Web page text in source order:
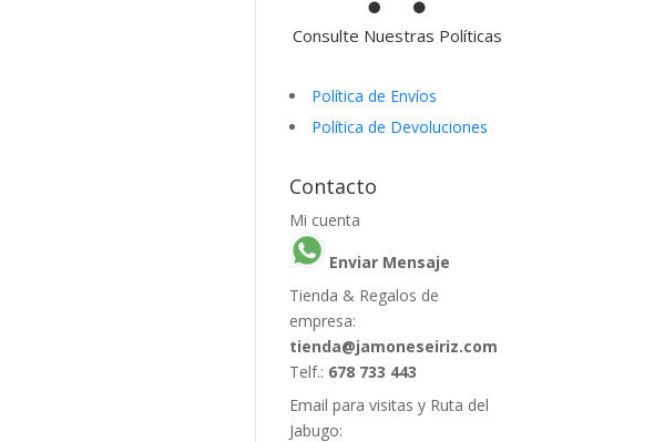
Consulte Nuestras Políticas
Política de Envíos
Política de Devoluciones
Contacto
Mi cuenta
Enviar Mensaje
Tienda & Regalos de
empresa:
tienda@jamoneseiriz.com
Telf.: 678 733 443
Email para visitas y Ruta del
Jabugo: